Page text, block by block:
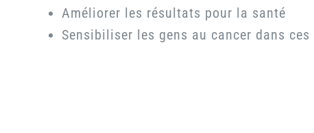
Améliorer les résultats pour la santé
Sensibiliser les gens au cancer dans ces